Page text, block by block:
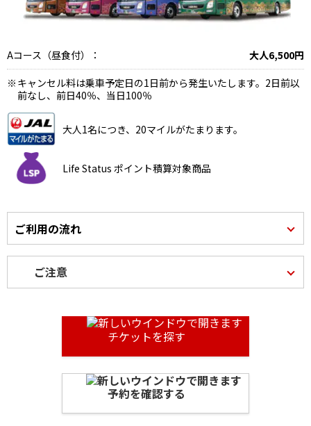
Aコース（昼食付）：
大人6,500円
キャンセル料は乗車予定日の1日前から発生いたします。2日前以
前なし、前日40％、当日100％
大人1名につき、20マイルがたまります。
Life Status ポイント積算対象商品
ご利用の流れ
ご注意
チケットを探す
予約を確認する